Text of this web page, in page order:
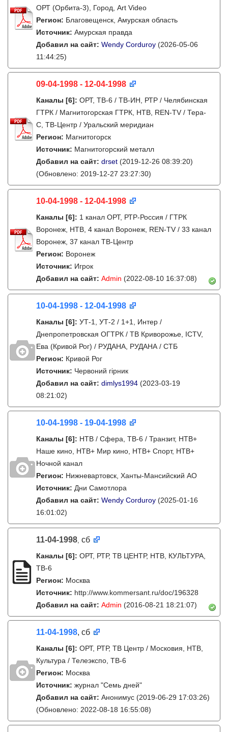
ОРТ (Орбита-3), Город, Art Video
Регион: Благовещенск, Амурская область
Источник: Амурская правда
Добавил на сайт: Wendy Corduroy (2026-05-06
11:44:25)
09-04-1998 - 12-04-1998
Каналы [6]: ОРТ, ТВ-6 / ТВ-ИН, РТР / Челябинская
ГТРК / Магнитогорская ГТРК, НТВ, REN-TV / Тера-
С, ТВ-Центр / Уральский меридиан
Регион: Магнитогорск
Источник: Магнитогорский металл
Добавил на сайт: drset (2019-12-26 08:39:20)
(Обновлено: 2019-12-27 23:27:30)
10-04-1998 - 12-04-1998
Каналы [6]: 1 канал ОРТ, РТР-Россия / ГТРК
Воронеж, НТВ, 4 канал Воронеж, REN-TV / 33 канал
Воронеж, 37 канал ТВ-Центр
Регион: Воронеж
Источник: Игрок
Добавил на сайт: Admin (2022-08-10 16:37:08)
10-04-1998 - 12-04-1998
Каналы [6]: УТ-1, УТ-2 / 1+1, Интер /
Днепропетровская ОГТРК / ТВ Криворожье, ICTV,
Ева (Кривой Рог) / РУДАНА, РУДАНА / СТБ
Регион: Кривой Рог
Источник: Червоний гірник
Добавил на сайт: dimlys1994 (2023-03-19
08:21:02)
10-04-1998 - 19-04-1998
Каналы [6]: НТВ / Сфера, ТВ-6 / Транзит, НТВ+
Наше кино, НТВ+ Мир кино, НТВ+ Спорт, НТВ+
Ночной канал
Регион: Нижневартовск, Ханты-Мансийский АО
Источник: Дни Самотлора
Добавил на сайт: Wendy Corduroy (2025-01-16
16:01:02)
11-04-1998, сб
Каналы [6]: ОРТ, РТР, ТВ ЦЕНТР, НТВ, КУЛЬТУРА,
ТВ-6
Регион: Москва
Источник: http://www.kommersant.ru/doc/196328
Добавил на сайт: Admin (2016-08-21 18:21:07)
11-04-1998, сб
Каналы [6]: ОРТ, РТР, ТВ Центр / Московия, НТВ,
Культура / Телеэкспо, ТВ-6
Регион: Москва
Источник: журнал "Семь дней"
Добавил на сайт: Анонимус (2019-06-29 17:03:26)
(Обновлено: 2022-08-18 16:55:08)